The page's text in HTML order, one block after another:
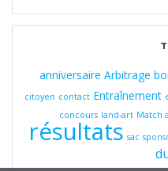
anniversaire Arbitrage
citoyen contact Entraînement
concours land-art Match
résultats sac